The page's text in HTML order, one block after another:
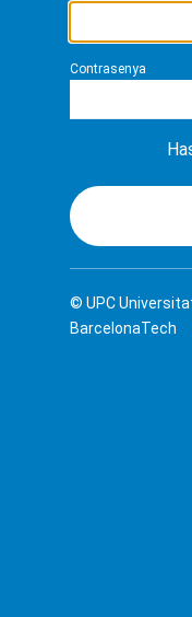
Contrasenya
© UPC
BarcelonaTech